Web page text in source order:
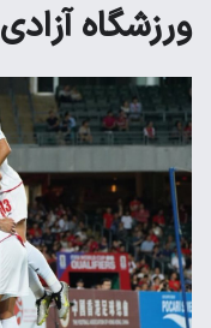
ورزشگاه آزادی